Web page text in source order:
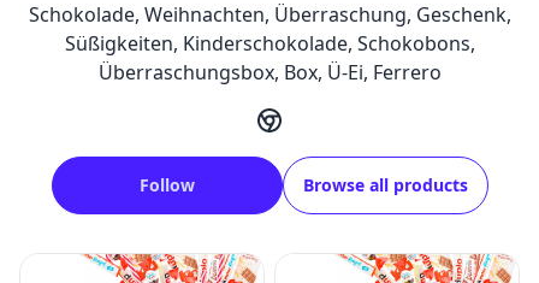
Schokolade, Weihnachten, Überraschung, Geschenk,
Süßigkeiten, Kinderschokolade, Schokobons,
Überraschungsbox, Box, Ü-Ei, Ferrero
Follow Browse all products